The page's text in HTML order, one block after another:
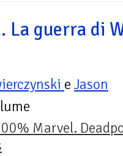
La guerra di
e Jason
Marvel.